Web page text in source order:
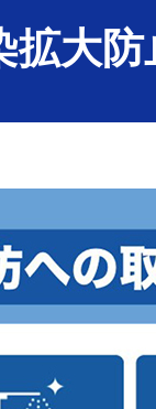
拡大防